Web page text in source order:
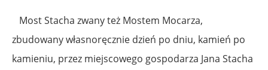
Most Stacha zwany też Mostem Mocarza,
zbudowany własnoręcznie dzień po dniu, kamień po
kamieniu, przez miejscowego gospodarza Jana Stacha